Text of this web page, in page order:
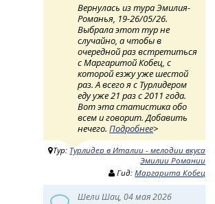
Вернулась из тура Эмилия-
Романья, 19-26/05/26.
Выбрала этот тур не
случайно, а чтобы в
очередной раз встретиться
с Маргаритой Кобец, с
которой езжу уже шестой
раз. А всего я с Турлидером
еду уже 21 раз с 2011 года.
Вот эта статистика обо
всем и говорит. Добавить
нечего.Подробнее>
Тур: Турлидер в Италии - мелодии вкуса
Эмилии Романии
Гид:Маргарита Кобец
Шели Шац, 04 мая 2026